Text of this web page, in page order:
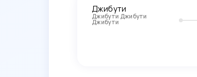
Джибути
Джибути Джибути
Джибути